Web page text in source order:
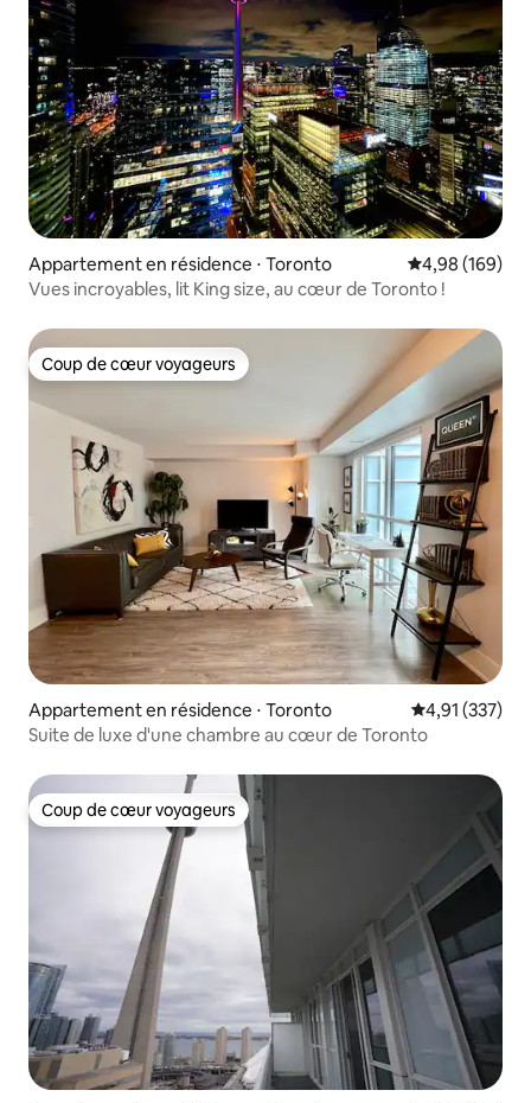
Appartement en résidence ⋅ Toronto Évaluation
4,98 (169)
Vues incroyables, lit King size, au cœur de Toronto !
Coup de cœur voyageurs
Coup de cœur voyageurs
Appartement en résidence ⋅ Toronto Évaluation
4,91 (337)
Suite de luxe d'une chambre au cœur de Toronto
Coup de cœur voyageurs
Coup de cœur voyageurs